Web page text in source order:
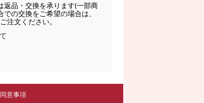
返品・交換を承ります(一部商
の交換をご希望の場合は、
注文ください。
意事項